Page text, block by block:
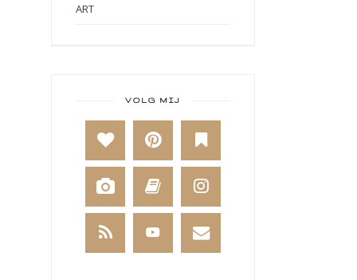
ART
BAKKEN
BEESTENBOEL
BOEKEN
BREIEN
BRUSHO
VOLG MIJ